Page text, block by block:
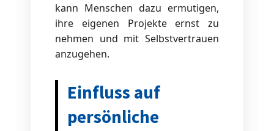
kann Menschen dazu ermutigen,
ihre eigenen Projekte ernst zu
nehmen und mit Selbstvertrauen
anzugehen.
Einfluss auf
persönliche